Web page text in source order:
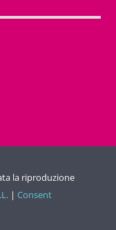
la riproduzione
| Consent